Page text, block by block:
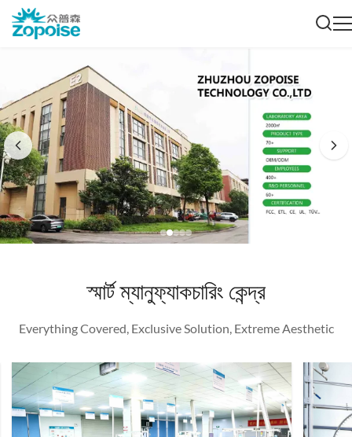
স্মার্ট ম্যানুফ্যাকচারিং কেন্দ্র
Everything Covered, Exclusive Solution, Extreme Aesthetic